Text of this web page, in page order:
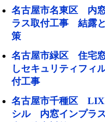
名古屋市名東区 内
ラス取付工事 結露
策
名古屋市緑区 住宅
しセキュリティフィ
付工事
名古屋市千種区
シル 内窓インプラ